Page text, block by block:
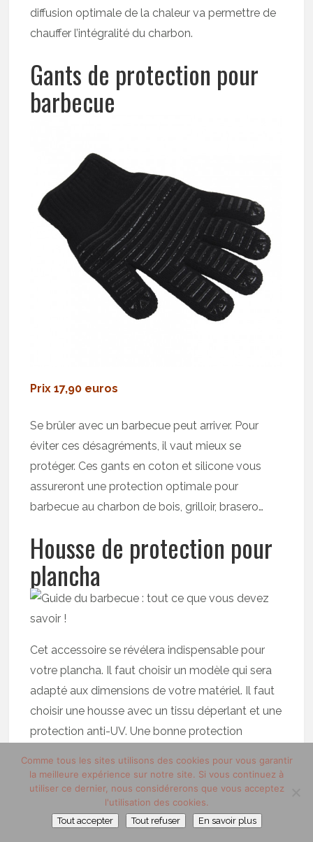
diffusion optimale de la chaleur va permettre de
chauffer l’intégralité du charbon.
Gants de protection pour
barbecue
Prix 17,90 euros
Se brûler avec un barbecue peut arriver. Pour
éviter ces désagréments, il vaut mieux se
protéger. Ces gants en coton et silicone vous
assureront une protection optimale pour
barbecue au charbon de bois, grilloir, brasero…
Housse de protection pour
plancha
Cet accessoire se révélera indispensable pour
votre plancha. Il faut choisir un modèle qui sera
adapté aux dimensions de votre matériel. Il faut
choisir une housse avec un tissu déperlant et une
protection anti-UV. Une bonne protection
noter qu’il existe des housses pour barbecues
également.
Comme tous les sites utilisons des cookies pour vous garantir
la meilleure expérience sur notre site. Si vous continuez à
utiliser ce dernier, nous considérerons que vous acceptez
l'utilisation des cookies.
Tout accepter Tout refuser En savoir plus